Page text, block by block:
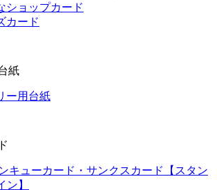
ショップカード
カード
紙
ー用台紙
キューカード・サンクスカード【スタン
ン】